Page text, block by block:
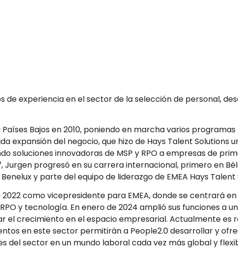
de experiencia en el sector de la selección de personal,
Bajos en 2010, poniendo en marcha varios
expansión del negocio, que hizo de Hays Talent
soluciones innovadoras de MSP y RPO a empresas de
Jurgen progresó en su carrera internacional, primero en
y parte del equipo de liderazgo de EMEA Hays Talent
como vicepresidente para EMEA, donde se centrará
y tecnología. En enero de 2024 amplió sus funciones a
el crecimiento en el espacio empresarial. Actualmente
en este sector permitirán a People2.0 desarrollar y
del sector en un mundo laboral cada vez más global y